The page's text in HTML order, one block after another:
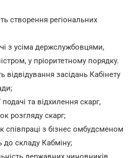
створення регіональних
з усіма держслужбовцями,
у пріоритетному порядку.
засідань Кабінету
подачі та відхилення скарг,
розгляду скарг;
співпраці з бізнес омбудсменом
до складу Кабміну;